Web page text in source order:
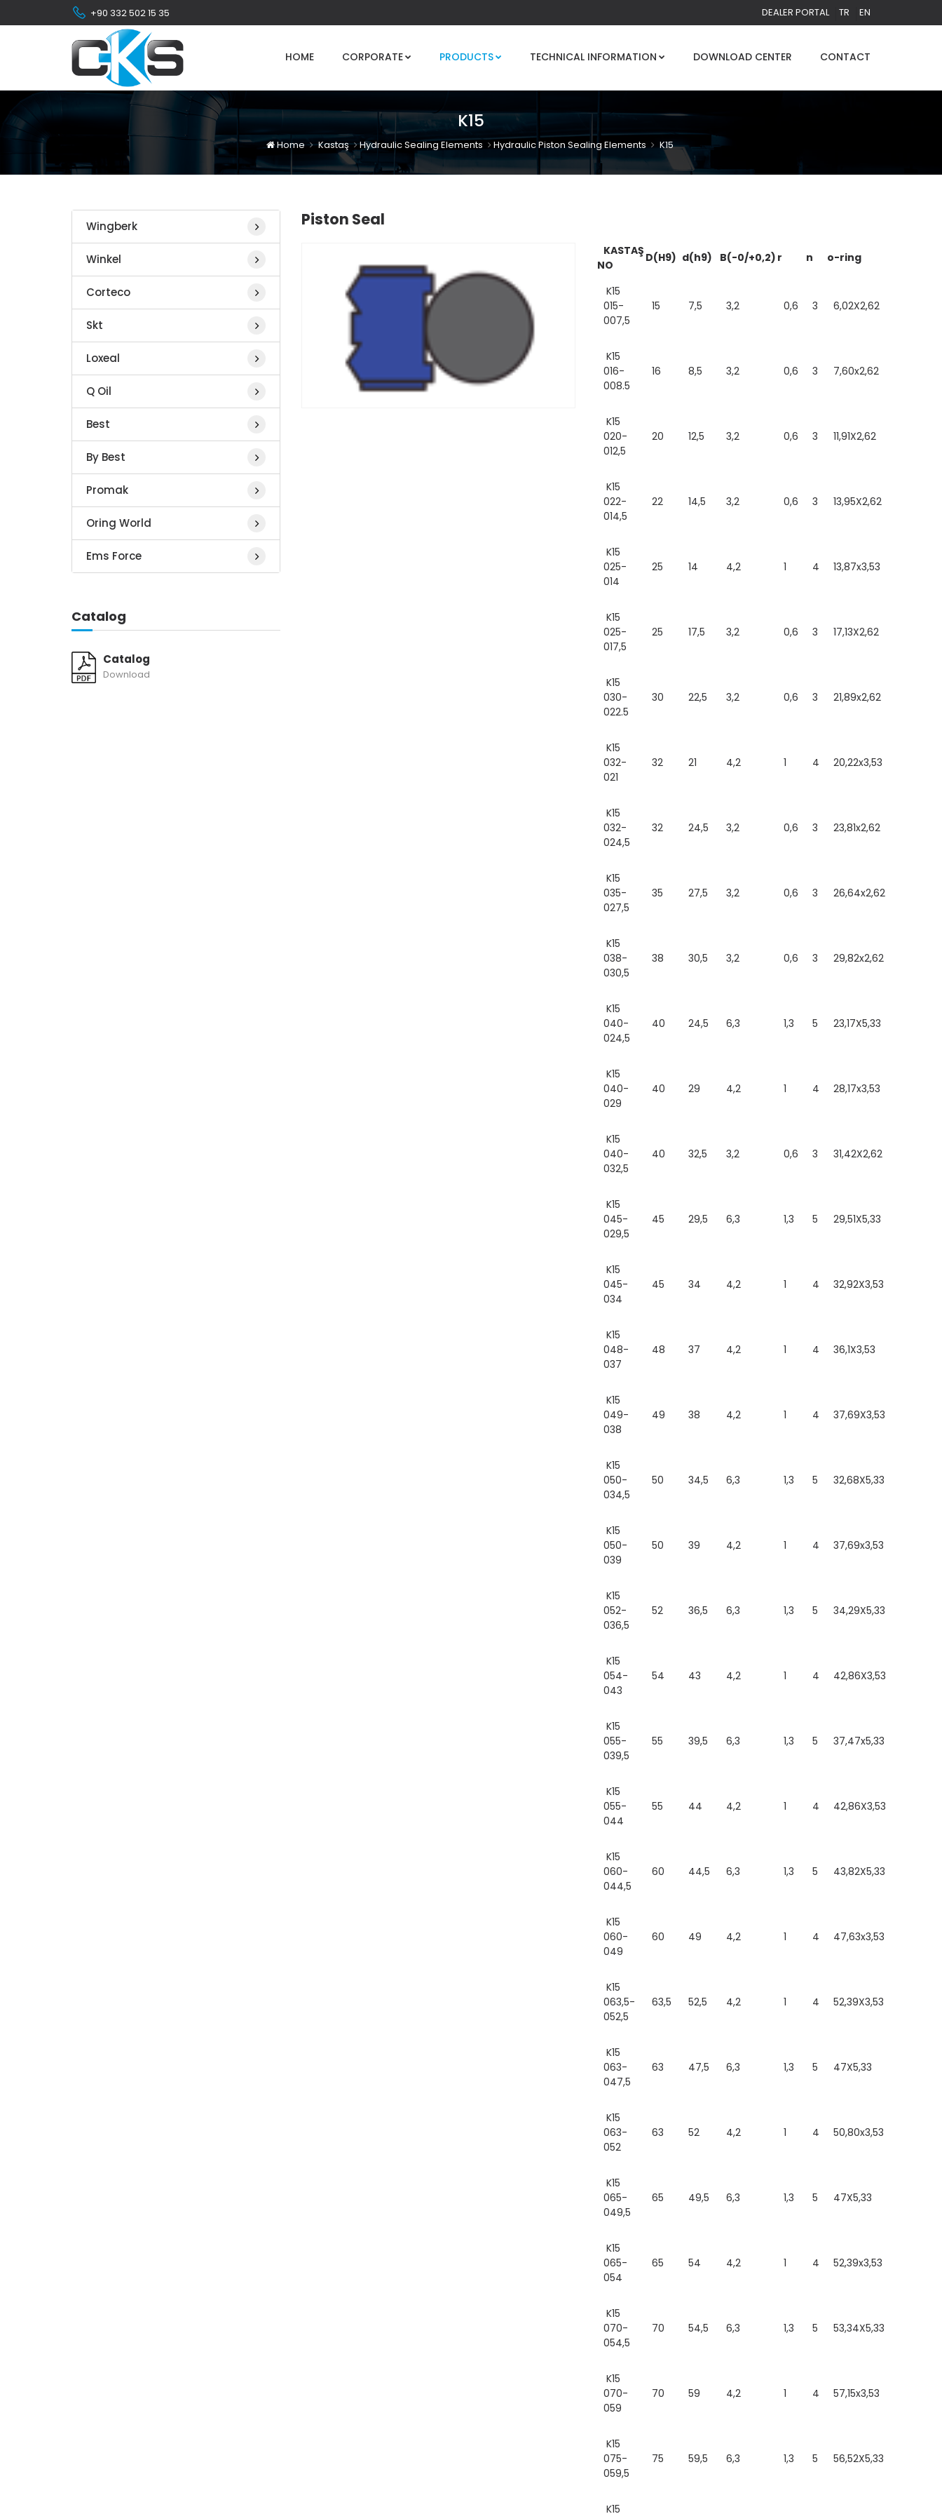
+90 332 502 15 35 DEALER PORTAL TR EN
HOME CORPORATE PRODUCTS TECHNICAL INFORMATION DOWNLOAD CENTER CONTACT
K15
Home Kastaş Hydraulic Sealing Elements Hydraulic Piston Sealing Elements K15
Piston Seal
KASTAŞ
NO
D(H9) d(h9) B(-0/+0,2) r n o-ring
K15
015-
007,5
15 7,5 3,2 0,6 3 6,02X2,62
K15
016-
008.5
16 8,5 3,2 0,6 3 7,60x2,62
K15
020-
012,5
20 12,5 3,2 0,6 3 11,91X2,62
K15
022-
014,5
22 14,5 3,2 0,6 3 13,95X2,62
K15
025-
014
25 14 4,2 1 4 13,87x3,53
K15
025-
017,5
25 17,5 3,2 0,6 3 17,13X2,62
K15
030-
022.5
30 22,5 3,2 0,6 3 21,89x2,62
K15
032-
021
32 21 4,2 1 4 20,22x3,53
K15
032-
024,5
32 24,5 3,2 0,6 3 23,81x2,62
K15
035-
027,5
35 27,5 3,2 0,6 3 26,64x2,62
K15
038-
030,5
38 30,5 3,2 0,6 3 29,82x2,62
K15
040-
024,5
40 24,5 6,3 1,3 5 23,17X5,33
K15
040-
029
40 29 4,2 1 4 28,17x3,53
K15
040-
032,5
40 32,5 3,2 0,6 3 31,42X2,62
K15
045-
029,5
45 29,5 6,3 1,3 5 29,51X5,33
K15
045-
034
45 34 4,2 1 4 32,92X3,53
K15
048-
037
48 37 4,2 1 4 36,1X3,53
K15
049-
038
49 38 4,2 1 4 37,69X3,53
K15
050-
034,5
50 34,5 6,3 1,3 5 32,68X5,33
K15
050-
039
50 39 4,2 1 4 37,69x3,53
K15
052-
036,5
52 36,5 6,3 1,3 5 34,29X5,33
K15
054-
043
54 43 4,2 1 4 42,86X3,53
K15
055-
039,5
55 39,5 6,3 1,3 5 37,47x5,33
K15
055-
044
55 44 4,2 1 4 42,86X3,53
K15
060-
044,5
60 44,5 6,3 1,3 5 43,82X5,33
K15
060-
049
60 49 4,2 1 4 47,63x3,53
K15
063,5-
052,5
63,5 52,5 4,2 1 4 52,39X3,53
K15
063-
047,5
63 47,5 6,3 1,3 5 47X5,33
K15
063-
052
63 52 4,2 1 4 50,80x3,53
K15
065-
049,5
65 49,5 6,3 1,3 5 47X5,33
K15
065-
054
65 54 4,2 1 4 52,39x3,53
K15
070-
054,5
70 54,5 6,3 1,3 5 53,34X5,33
K15
070-
059
70 59 4,2 1 4 57,15x3,53
K15
075-
059,5
75 59,5 6,3 1,3 5 56,52X5,33
K15
Wingberk
Winkel
Corteco
Skt
Loxeal
Q Oil
Best
By Best
Promak
Oring World
Ems Force
Catalog
Catalog
Download